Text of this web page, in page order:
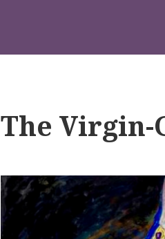
The Virgin-